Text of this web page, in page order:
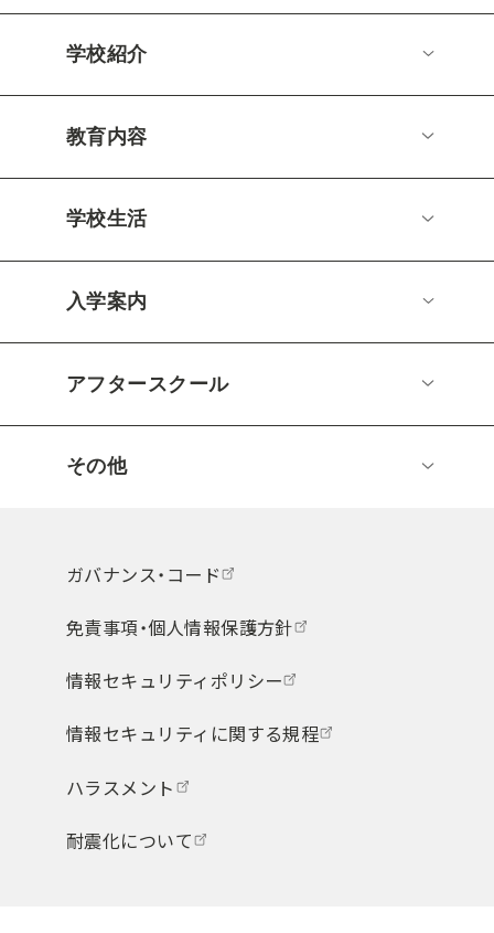
学校紹介
教育内容
学校生活
入学案内
アフタースクール
その他
ガバナンス・コード
免責事項・個人情報保護方針
情報セキュリティポリシー
情報セキュリティに関する規程
ハラスメント
耐震化について